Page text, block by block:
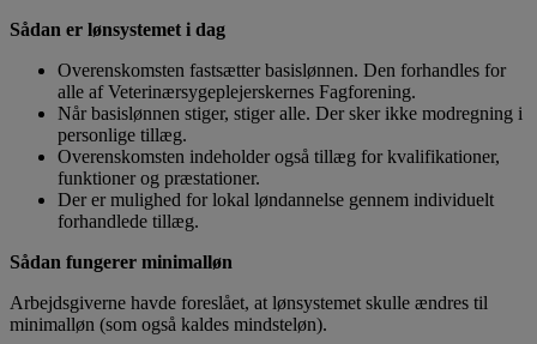
Sådan er lønsystemet i dag
Overenskomsten fastsætter basislønnen. Den forhandles for
alle af Veterinærsygeplejerskernes Fagforening.
Når basislønnen stiger, stiger alle. Der sker ikke modregning i
personlige tillæg.
Overenskomsten indeholder også tillæg for kvalifikationer,
funktioner og præstationer.
Der er mulighed for lokal løndannelse gennem individuelt
forhandlede tillæg.
Sådan fungerer minimalløn
Arbejdsgiverne havde foreslået, at lønsystemet skulle ændres til
minimalløn (som også kaldes mindsteløn).